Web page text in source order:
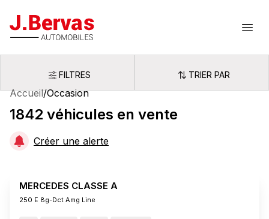
J.Bervas
Filtres
FILTRES Trier par
TRIER PAR
Accueil/Occasion
1842 véhicules en vente
Créer une alerte
MERCEDES CLASSE A
250 E 8g-Dct Amg Line